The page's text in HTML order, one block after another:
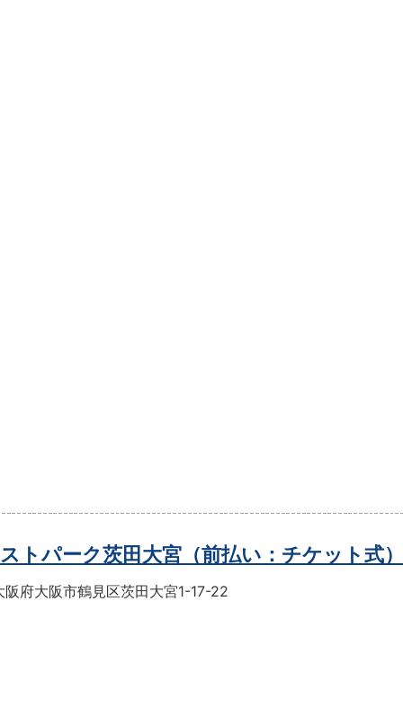
ストパーク茨田大宮（前払い：チケット式）
阪府大阪市鶴見区茨田大宮1-17-22